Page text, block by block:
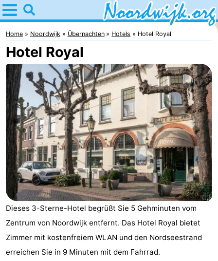
Home
Noordwijk
Tipps
Für
Kindern
Übernachten
Appartements
Campingplätze
Ferienhäuser
De
Spar
-
Noordduinen
Duinresort
-
Home Noordwijk Übernachten Hotels Hotel Royal
Hotel Royal
Dieses 3-Sterne-Hotel begrüßt Sie 5 Gehminuten vom
Zentrum von Noordwijk entfernt. Das Hotel Royal bietet
Zimmer mit kostenfreiem WLAN und den Nordseestrand
erreichen Sie in 9 Minuten mit dem Fahrrad.